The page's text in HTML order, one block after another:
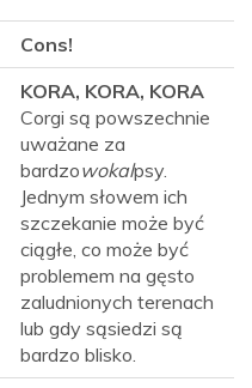
Cons!
KORA, KORA, KORA
Corgi są powszechnie
uważane za
bardzowokalpsy.
Jednym słowem ich
szczekanie może być
ciągłe, co może być
problemem na gęsto
zaludnionych terenach
lub gdy sąsiedzi są
bardzo blisko.